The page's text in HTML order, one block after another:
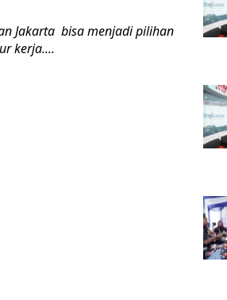
Jakarta bisa menjadi pilihan
kerja....